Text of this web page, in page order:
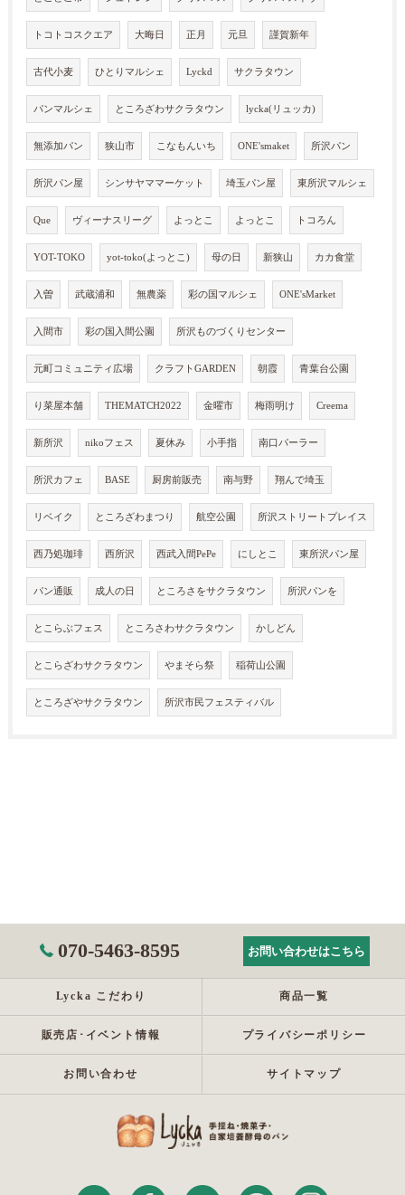
トコトコスクエア 大晦日 正月 元旦 謹賀新年
古代小麦 ひとりマルシェ Lyckd サクラタウン
パンマルシェ ところざわサクラタウン lycka(リュッカ)
無添加パン 狭山市 こなもんいち ONE'smaket 所沢パン
所沢パン屋 シンサヤママーケット 埼玉パン屋 東所沢マルシェ
Que ヴィーナスリーグ よっとこ よっとこ トコろん
YOT-TOKO yot-toko(よっとこ) 母の日 新狭山 カカ食堂
入曽 武蔵浦和 無農薬 彩の国マルシェ ONE'sMarket
入間市 彩の国入間公園 所沢ものづくりセンター
元町コミュニティ広場 クラフトGARDEN 朝霞 青葉台公園
り菜屋本舗 THEMATCH2022 金曜市 梅雨明け Creema
新所沢 nikoフェス 夏休み 小手指 南口パーラー
所沢カフェ BASE 厨房前販売 南与野 翔んで埼玉
リベイク ところざわまつり 航空公園 所沢ストリートプレイス
西乃処珈琲 西所沢 西武入間PePe にしとこ 東所沢パン屋
パン通販 成人の日 ところさをサクラタウン 所沢パンを
とこらぶフェス ところさわサクラタウン かしどん
とこらざわサクラタウン やまそら祭 稲荷山公園
ところざやサクラタウン 所沢市民フェスティバル
070-5463-8595 お問い合わせはこちら
Lycka こだわり 商品一覧
販売店･イベント情報 プライバシーポリシー
お問い合わせ サイトマップ